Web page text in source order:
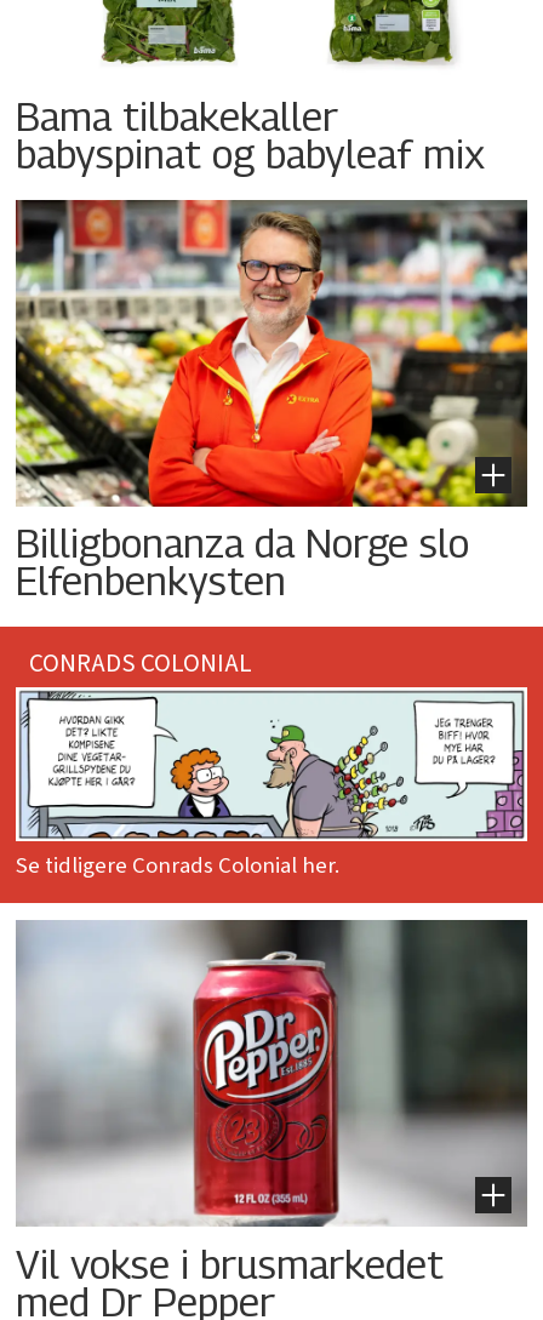
Bama tilbakekaller
babyspinat og babyleaf mix
Billigbonanza da Norge slo
Elfenbenkysten
CONRADS COLONIAL
Se tidligere Conrads Colonial her.
Vil vokse i brusmarkedet
med Dr Pepper